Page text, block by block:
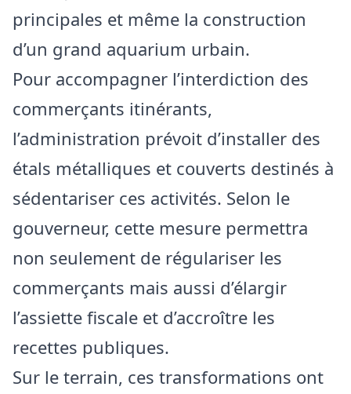
principales et même la construction
d’un grand aquarium urbain.
Pour accompagner l’interdiction des
commerçants itinérants,
l’administration prévoit d’installer des
étals métalliques et couverts destinés à
sédentariser ces activités. Selon le
gouverneur, cette mesure permettra
non seulement de régulariser les
commerçants mais aussi d’élargir
l’assiette fiscale et d’accroître les
recettes publiques.
Sur le terrain, ces transformations ont